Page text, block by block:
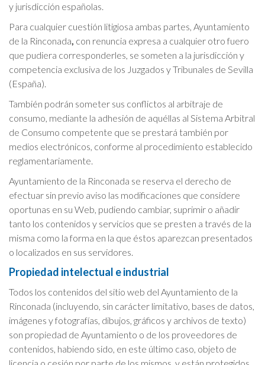
y jurisdicción españolas.
Para cualquier cuestión litigiosa ambas partes, Ayuntamiento
de la Rinconada, con renuncia expresa a cualquier otro fuero
que pudiera corresponderles, se someten a la jurisdicción y
competencia exclusiva de los Juzgados y Tribunales de Sevilla
(España).
También podrán someter sus conflictos al arbitraje de
consumo, mediante la adhesión de aquéllas al Sistema Arbitral
de Consumo competente que se prestará también por
medios electrónicos, conforme al procedimiento establecido
reglamentariamente.
Ayuntamiento de la Rinconada se reserva el derecho de
efectuar sin previo aviso las modificaciones que considere
oportunas en su Web, pudiendo cambiar, suprimir o añadir
tanto los contenidos y servicios que se presten a través de la
misma como la forma en la que éstos aparezcan presentados
o localizados en sus servidores.
Propiedad intelectual e industrial
Todos los contenidos del sitio web del Ayuntamiento de la
Rinconada (incluyendo, sin carácter limitativo, bases de datos,
imágenes y fotografías, dibujos, gráficos y archivos de texto)
son propiedad de Ayuntamiento o de los proveedores de
contenidos, habiendo sido, en este último caso, objeto de